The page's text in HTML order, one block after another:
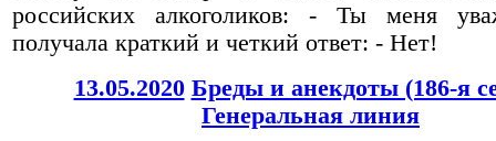
российских алкоголиков: - Ты меня
получала краткий и четкий ответ: - Нет!
13.05.2020 Бреды и анекдоты (186-я
Генеральная линия